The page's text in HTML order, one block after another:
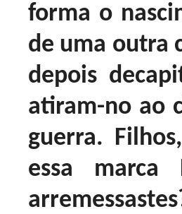
forma o
de uma outra
depois
atiram-no ao
guerra.
essa marca